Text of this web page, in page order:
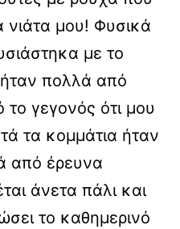
νιάτα μου! Φυσικά
με το
πολλά από
γεγονός ότι μου
τα κομμάτια ήταν
από έρευνα
άνετα πάλι και
το καθημερινό